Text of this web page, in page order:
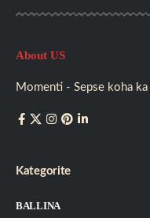
About US
Momenti - Sepse koha ka
Kategorite
BALLINA